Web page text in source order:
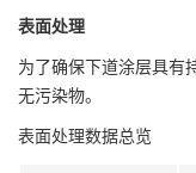
表面处理
为了确保下道涂层具有
无污染物。
表面处理数据总览